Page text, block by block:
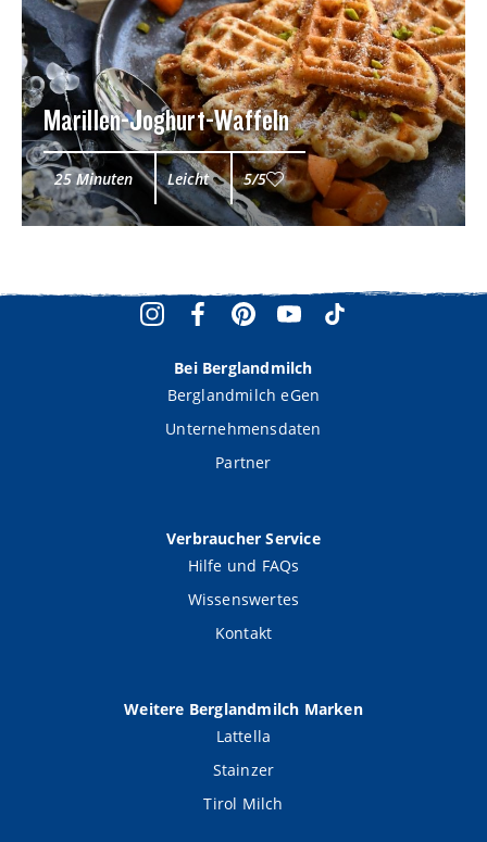
Marillen-Joghurt-Waffeln
25 Minuten Leicht 5/5
Bei Berglandmilch
Berglandmilch eGen
Unternehmensdaten
Partner
Verbraucher Service
Hilfe und FAQs
Wissenswertes
Kontakt
Weitere Berglandmilch Marken
Lattella
Stainzer
Tirol Milch